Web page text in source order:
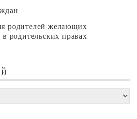
родителей желающих
в родительских правах